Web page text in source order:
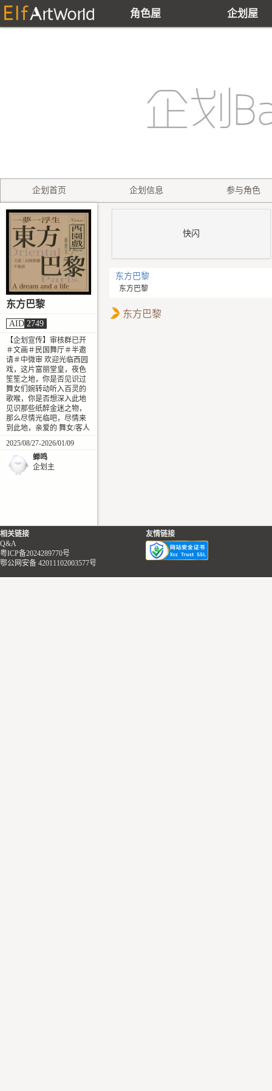
角色屋 企划屋
企划首页 企划信息 参与角色
东方巴黎
AID 2749
【企划宣传】审核群已开
＃文画＃民国舞厅＃半邀
请＃中微审 欢迎光临西园
戏，这片富丽堂皇，夜色
笙笙之地，你是否见识过
舞女们婉转动听入百灵的
歌喉，你是否想深入此地
见识那些纸醉金迷之物，
那么尽情光临吧，尽情来
到此地，亲爱的 舞女/客人
2025/08/27-2026/01/09
蝉鸣
企划主
快闪
东方巴黎
东方巴黎
东方巴黎
相关链接
Q&A
粤ICP备2024289770号
鄂公网安备 42011102003577号
友情链接